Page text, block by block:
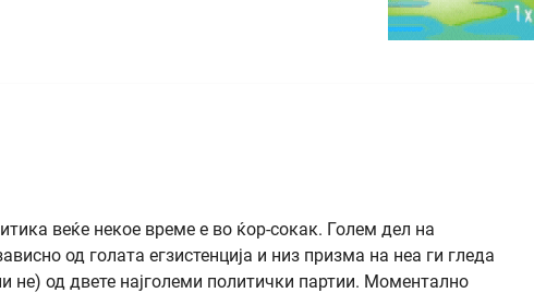
веќе некое време е во ќор-сокак. Голем дел на
од голата егзистенција и низ призма на неа ги гледа
не) од двете најголеми политички партии. Моментално